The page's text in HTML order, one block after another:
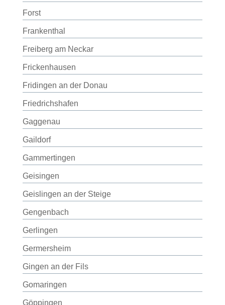
Forst
Frankenthal
Freiberg am Neckar
Frickenhausen
Fridingen an der Donau
Friedrichshafen
Gaggenau
Gaildorf
Gammertingen
Geisingen
Geislingen an der Steige
Gengenbach
Gerlingen
Germersheim
Gingen an der Fils
Gomaringen
Göppingen